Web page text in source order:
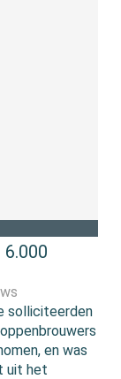
solliciteerden
en was
uit het